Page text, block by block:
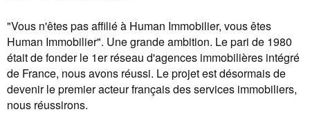
"Vous n'êtes pas affilié à Human Immobilier, vous êtes
Human Immobilier". Une grande ambition. Le pari de 1980
était de fonder le 1er réseau d'agences immobilières intégré
de France, nous avons réussi. Le projet est désormais de
devenir le premier acteur français des services immobiliers,
nous réussirons.